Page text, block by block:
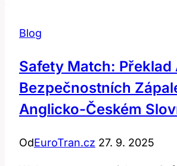
Blog
Safety Match: Překlad
Bezpečnostních
Anglicko-Českém
OdEuroTran.cz 27. 9. 2025